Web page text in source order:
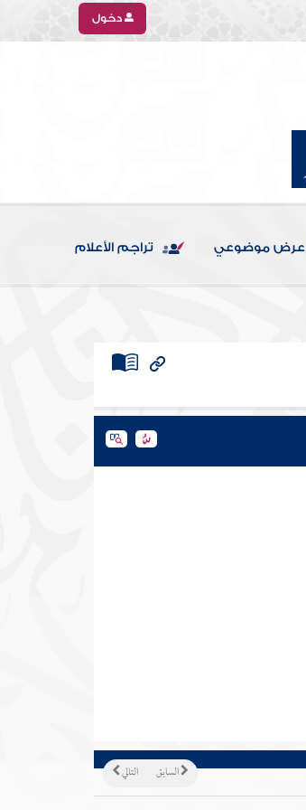
دخول
عرض موضوعي تراجم الأعلام
التالي السابق